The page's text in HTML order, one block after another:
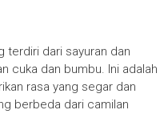
terdiri dari sayuran dan
cuka dan bumbu. Ini adalah
rasa yang segar dan
berbeda dari camilan